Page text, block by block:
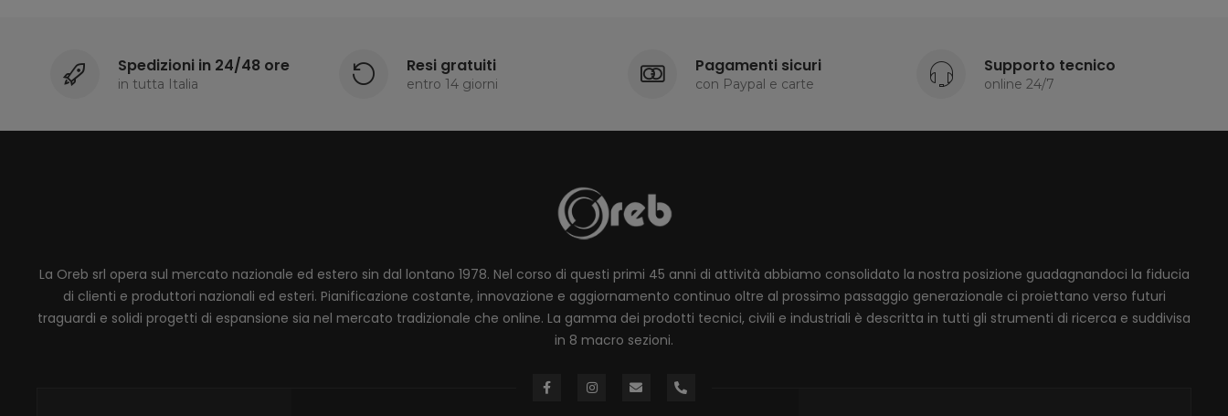
Spedizioni in 24/48 ore
in tutta Italia
Resi gratuiti
entro 14 giorni
Pagamenti sicuri
con Paypal e carte
Supporto tecnico
online 24/7
La Oreb srl opera sul mercato nazionale ed estero sin dal lontano 1978. Nel corso di questi primi 45 anni di attività abbiamo consolidato la nostra posizione guadagnandoci la fiducia
di clienti e produttori nazionali ed esteri. Pianificazione costante, innovazione e aggiornamento continuo oltre al prossimo passaggio generazionale ci proiettano verso futuri
traguardi e solidi progetti di espansione sia nel mercato tradizionale che online. La gamma dei prodotti tecnici, civili e industriali è descritta in tutti gli strumenti di ricerca e suddivisa
in 8 macro sezioni.